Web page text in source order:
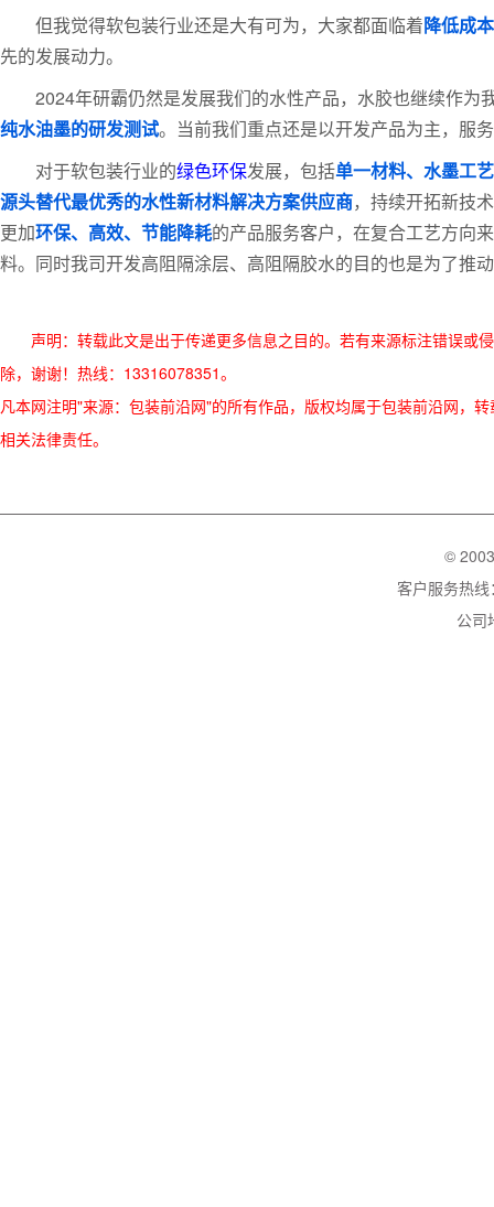
但我觉得软包装行业还是大有可为，大家都面临着降低成
先的发展动力。
2024年研霸仍然是发展我们的水性产品，水胶也继续作
纯水油墨的研发测试。当前我们重点还是以开发产品为主，服
对于软包装行业的绿色环保发展，包括单一材料、水墨工艺
源头替代最优秀的水性新材料解决方案供应商，持续开拓新技
更加环保、高效、节能降耗的产品服务客户，在复合工艺方向
料。同时我司开发高阻隔涂层、高阻隔胶水的目的也是为了推
声明：转载此文是出于传递更多信息之目的。若有来源标注错误或
除，谢谢！热线：13316078351。
凡本网注明"来源：包装前沿网"的所有作品，版权均属于包装前沿网，
相关法律责任。
©
客户服务热
公司